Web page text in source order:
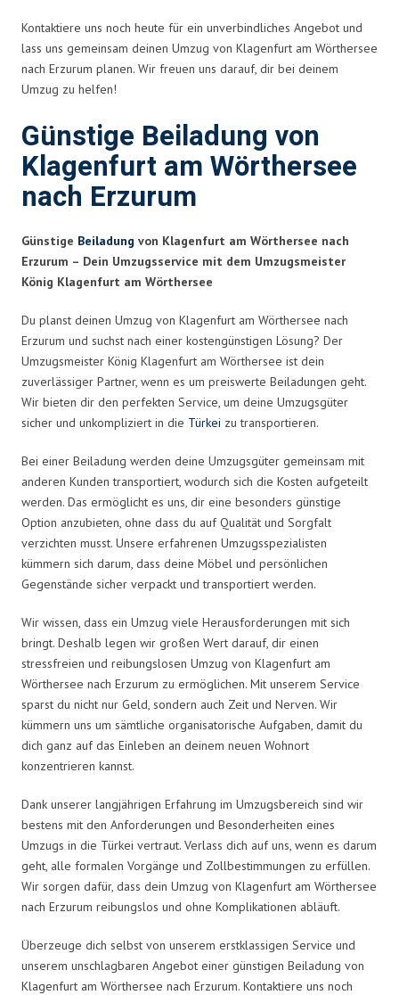
Kontaktiere uns noch heute für ein unverbindliches Angebot und
lass uns gemeinsam deinen Umzug von Klagenfurt am Wörthersee
nach Erzurum planen. Wir freuen uns darauf, dir bei deinem
Umzug zu helfen!
Günstige Beiladung von
Klagenfurt am Wörthersee
nach Erzurum
Günstige Beiladung von Klagenfurt am Wörthersee nach
Erzurum – Dein Umzugsservice mit dem Umzugsmeister
König Klagenfurt am Wörthersee
Du planst deinen Umzug von Klagenfurt am Wörthersee nach
Erzurum und suchst nach einer kostengünstigen Lösung? Der
Umzugsmeister König Klagenfurt am Wörthersee ist dein
zuverlässiger Partner, wenn es um preiswerte Beiladungen geht.
Wir bieten dir den perfekten Service, um deine Umzugsgüter
sicher und unkompliziert in die Türkei zu transportieren.
Bei einer Beiladung werden deine Umzugsgüter gemeinsam mit
anderen Kunden transportiert, wodurch sich die Kosten aufgeteilt
werden. Das ermöglicht es uns, dir eine besonders günstige
Option anzubieten, ohne dass du auf Qualität und Sorgfalt
verzichten musst. Unsere erfahrenen Umzugsspezialisten
kümmern sich darum, dass deine Möbel und persönlichen
Gegenstände sicher verpackt und transportiert werden.
Wir wissen, dass ein Umzug viele Herausforderungen mit sich
bringt. Deshalb legen wir großen Wert darauf, dir einen
stressfreien und reibungslosen Umzug von Klagenfurt am
Wörthersee nach Erzurum zu ermöglichen. Mit unserem Service
sparst du nicht nur Geld, sondern auch Zeit und Nerven. Wir
kümmern uns um sämtliche organisatorische Aufgaben, damit du
dich ganz auf das Einleben an deinem neuen Wohnort
konzentrieren kannst.
Dank unserer langjährigen Erfahrung im Umzugsbereich sind wir
bestens mit den Anforderungen und Besonderheiten eines
Umzugs in die Türkei vertraut. Verlass dich auf uns, wenn es darum
geht, alle formalen Vorgänge und Zollbestimmungen zu erfüllen.
Wir sorgen dafür, dass dein Umzug von Klagenfurt am Wörthersee
nach Erzurum reibungslos und ohne Komplikationen abläuft.
Überzeuge dich selbst von unserem erstklassigen Service und
unserem unschlagbaren Angebot einer günstigen Beiladung von
Klagenfurt am Wörthersee nach Erzurum. Kontaktiere uns noch